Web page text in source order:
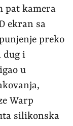
pat kamera
ekran sa
preko
dug i
u
Warp
silikonska